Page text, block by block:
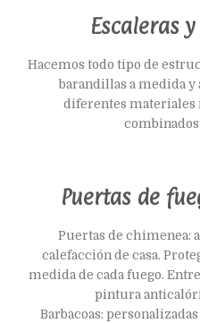
Escaleras
Hacemos todo tipo de
barandillas a medida y
diferentes materiales
Puertas de
Puertas de chimenea:
calefacción de casa.
medida de cada fuego.
pintura
Barbacoas: